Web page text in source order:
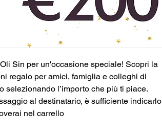
Sin per un'occasione speciale! Scopri la
regalo per amici, famiglia e colleghi di
selezionando l’importo che più ti piace.
al destinatario, è sufficiente indicarlo
nel carrello